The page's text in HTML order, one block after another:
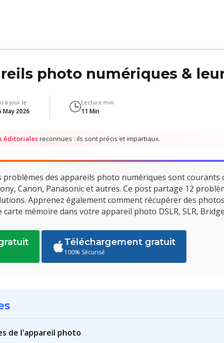
photo numériques &
à jour le
May 2026
Lecture min
11 Min
éditorialesreconnues : ils sont précis et impartiaux.
problèmes des appareils photo numériques sont courants
Canon, Panasonic et autres. Ce post partage 12
Apprenez également comment récupérer des
mémoire dans votre appareil photo DSLR, SLR,
Téléchargement gratuit
100% Sécurisé
de l'appareil photo